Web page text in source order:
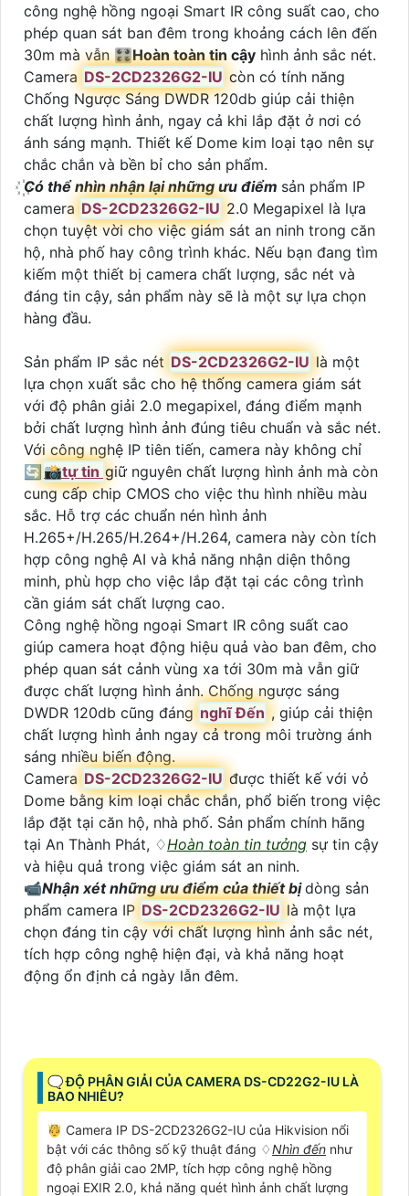
công nghệ hồng ngoại Smart IR công suất cao, cho
phép quan sát ban đêm trong khoảng cách lên đến
30m mà vẫn 🎛Hoàn toàn tin cậy hình ảnh sắc nét.
Camera DS-2CD2326G2-IU còn có tính năng
Chống Ngược Sáng DWDR 120db giúp cải thiện
chất lượng hình ảnh, ngay cả khi lắp đặt ở nơi có
ánh sáng mạnh. Thiết kế Dome kim loại tạo nên sự
chắc chắn và bền bỉ cho sản phẩm.
Có thể nhìn nhận lại những ưu điểm sản phẩm IP
camera DS-2CD2326G2-IU 2.0 Megapixel là lựa
chọn tuyệt vời cho việc giám sát an ninh trong căn
hộ, nhà phố hay công trình khác. Nếu bạn đang tìm
kiếm một thiết bị camera chất lượng, sắc nét và
đáng tin cậy, sản phẩm này sẽ là một sự lựa chọn
hàng đầu.
Sản phẩm IP sắc nét DS-2CD2326G2-IU là một
lựa chọn xuất sắc cho hệ thống camera giám sát
với độ phân giải 2.0 megapixel, đáng điểm mạnh
bởi chất lượng hình ảnh đúng tiêu chuẩn và sắc nét.
Với công nghệ IP tiên tiến, camera này không chỉ
🔄 📸tự tin giữ nguyên chất lượng hình ảnh mà còn
cung cấp chip CMOS cho việc thu hình nhiều màu
sắc. Hỗ trợ các chuẩn nén hình ảnh
H.265+/H.265/H.264+/H.264, camera này còn tích
hợp công nghệ AI và khả năng nhận diện thông
minh, phù hợp cho việc lắp đặt tại các công trình
cần giám sát chất lượng cao.
Công nghệ hồng ngoại Smart IR công suất cao
giúp camera hoạt động hiệu quả vào ban đêm, cho
phép quan sát cảnh vùng xa tới 30m mà vẫn giữ
được chất lượng hình ảnh. Chống ngược sáng
DWDR 120db cũng đáng nghĩ Đến , giúp cải thiện
chất lượng hình ảnh ngay cả trong môi trường ánh
sáng nhiều biến động.
Camera DS-2CD2326G2-IU được thiết kế với vỏ
Dome bằng kim loại chắc chắn, phổ biến trong việc
lắp đặt tại căn hộ, nhà phố. Sản phẩm chính hãng
tại An Thành Phát, ♢Hoàn toàn tin tưởng sự tin cậy
và hiệu quả trong việc giám sát an ninh.
📹Nhận xét những ưu điểm của thiết bịdòng sản
phẩm camera IP DS-2CD2326G2-IU là một lựa
chọn đáng tin cậy với chất lượng hình ảnh sắc nét,
tích hợp công nghệ hiện đại, và khả năng hoạt
động ổn định cả ngày lẫn đêm.
🗨️ ĐỘ PHÂN GIẢI CỦA CAMERA DS-CD22G2-IU LÀ
BAO NHIÊU?
🤴 Camera IP DS-2CD2326G2-IU của Hikvision nổi
bật với các thông số kỹ thuật đáng ♢Nhìn đến như
độ phân giải cao 2MP, tích hợp công nghệ hồng
ngoại EXIR 2.0, khả năng quét hình ảnh chất lượng